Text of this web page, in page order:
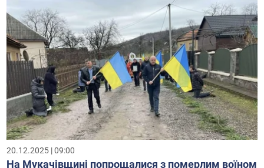
20.12.2025 | 09:00
На Мукачівщині попрощалися з померлим воїном